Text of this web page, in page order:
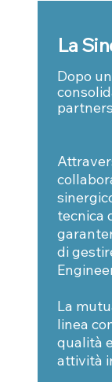
La
Dopo
tecnica
di
La
linea
qualità
attività